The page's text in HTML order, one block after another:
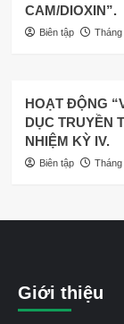
CAM/DIOXIN”.
Biên tập Tháng
HOẠT ĐỘNG
DỤC TRUYỀN
NHIỆM KỲ IV.
Biên tập Tháng
Giới thiệu